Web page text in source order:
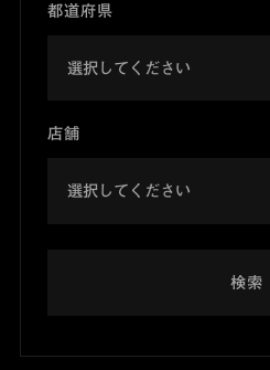
都道府県
店舗
検索